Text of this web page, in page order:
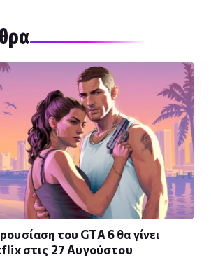
του GTA 6 θα γίνει
στις 27 Αυγούστου